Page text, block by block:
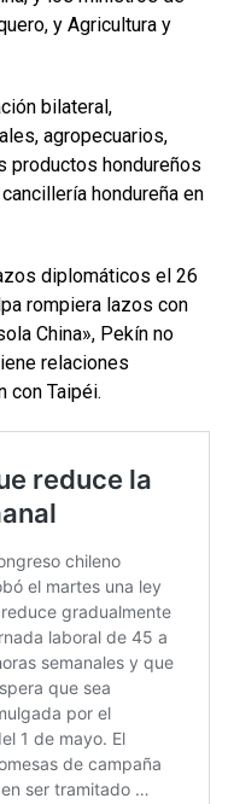
y Agricultura y
bilateral,
agropecuarios,
productos hondureños
hondureña en
diplomáticos el 26
rompiera lazos con
China», Pekín no
relaciones
con Taipéi.